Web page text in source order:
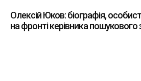
Олексій Юков: біографія,
на фронті керівника